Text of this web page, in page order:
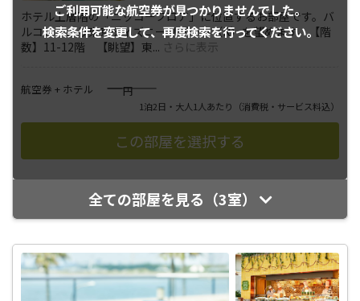
ご利用可能な航空券が見つかりませんでした。
検索条件を変更して、再度検索を行ってください。
ホテル上層階の「ニッコーフロア」に位置するお部屋です。バ
ルコニーより東京ディズニーリゾート（R）を望めます。【階
数】11-12階 【眺望】東... さらに表示
航空券 + ホテル ――――円
1泊2日・大人1人あたり （消費税・サービス料込）
全ての部屋を見る（3室）